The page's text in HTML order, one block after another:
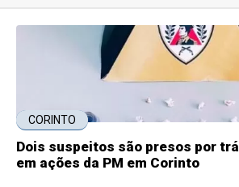
CORINTO
Dois suspeitos são presos por
em ações da PM em Corinto